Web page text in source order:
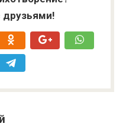
друзьями!